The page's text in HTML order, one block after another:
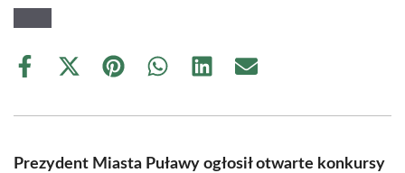
Share
Share
(Twitter)
Share Share Share Share
Prezydent Miasta Puławy ogłosił otwarte konkursy